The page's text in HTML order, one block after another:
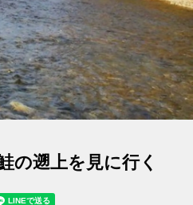
の遡上を見に行く